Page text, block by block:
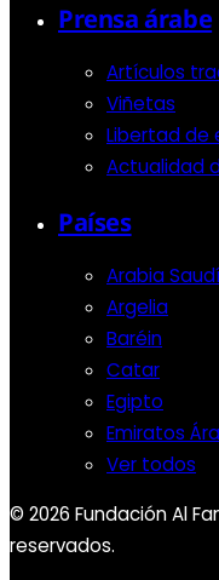
Prensa árabe
Artículos
Viñetas
Libertad de
Actualidad
Países
Arabia Saudí
Argelia
Baréin
Catar
Egipto
Emiratos
Ver todos
© 2026 Fundación Al
reservados.